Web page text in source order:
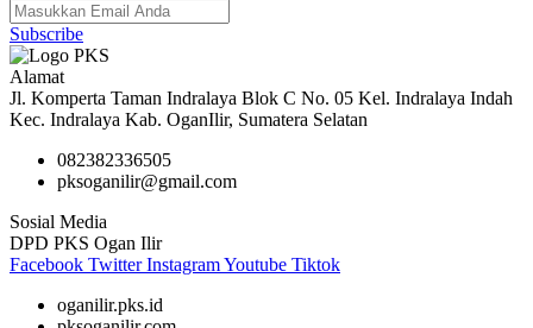
Subscribe
Alamat
Jl. Komperta Taman Indralaya Blok C No. 05 Kel. Indralaya Indah
Kec. Indralaya Kab. OganIlir, Sumatera Selatan
082382336505
pksoganilir@gmail.com
Sosial Media
DPD PKS Ogan Ilir
Facebook Twitter InstagramYoutube Tiktok
oganilir.pks.id